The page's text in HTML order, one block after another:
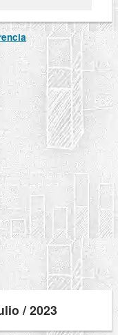
/ 2023